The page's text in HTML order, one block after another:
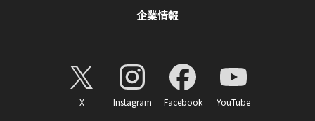
企業情報
X Instagram Facebook YouTube